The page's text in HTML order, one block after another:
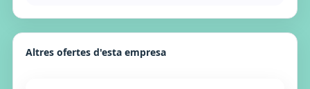
Altres ofertes d'esta empresa